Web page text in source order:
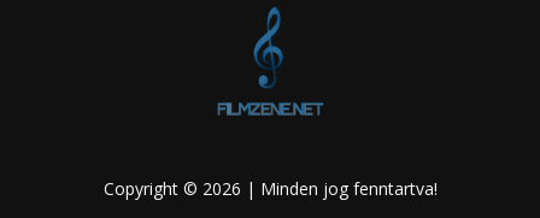
Copyright © 2026 | Minden jog fenntartva!